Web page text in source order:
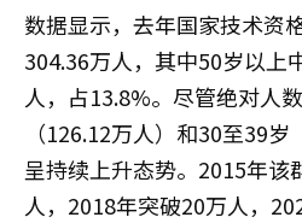
数据显示，去年国家技术资
304.36万人，其中50岁以上
人，占13.8%。尽管绝对人
（126.12万人）和30至39
呈持续上升态势。2015年该
人，2018年突破20万人，